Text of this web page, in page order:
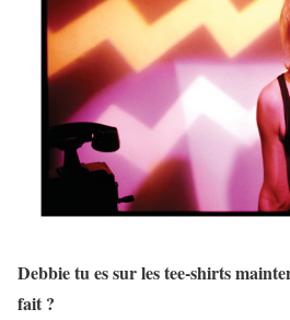
Debbie tu es sur les tee-shirts
fait ?